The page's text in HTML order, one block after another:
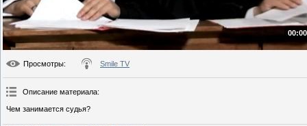
Просмотры: Smile TV
Описание материала:
Чем занимается судья?